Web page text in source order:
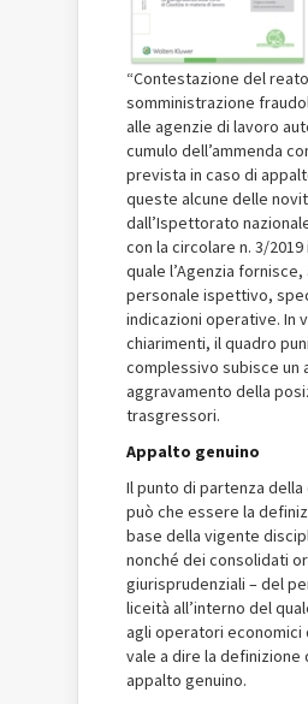
“Contestazione del
somministrazione
alle agenzie di lavoro
cumulo dell’ammenda
prevista in caso di
queste alcune delle
dall’Ispettorato
con la circolare n. 3/
quale l’Agenzia
personale ispettivo,
indicazioni operative. In
chiarimenti, il quadro
complessivo subisce un
aggravamento della
trasgressori.
Appalto genuino
Il punto di partenza della
può che essere la
base della vigente
nonché dei consolidati
giurisprudenziali – del
liceità all’interno del
agli operatori economici
vale a dire la
appalto genuino.